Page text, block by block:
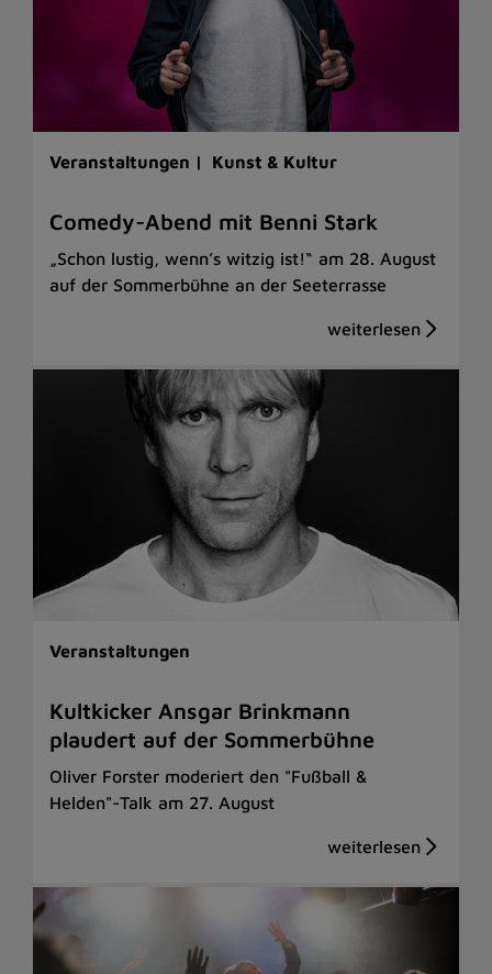
Veranstaltungen | Kunst & Kultur
Comedy-Abend mit Benni Stark
„Schon lustig, wenn’s witzig ist!“ am 28. August
auf der Sommerbühne an der Seeterrasse
Veranstaltungen
Kultkicker Ansgar Brinkmann
plaudert auf der Sommerbühne
Oliver Forster moderiert den "Fußball &
Helden"-Talk am 27. August